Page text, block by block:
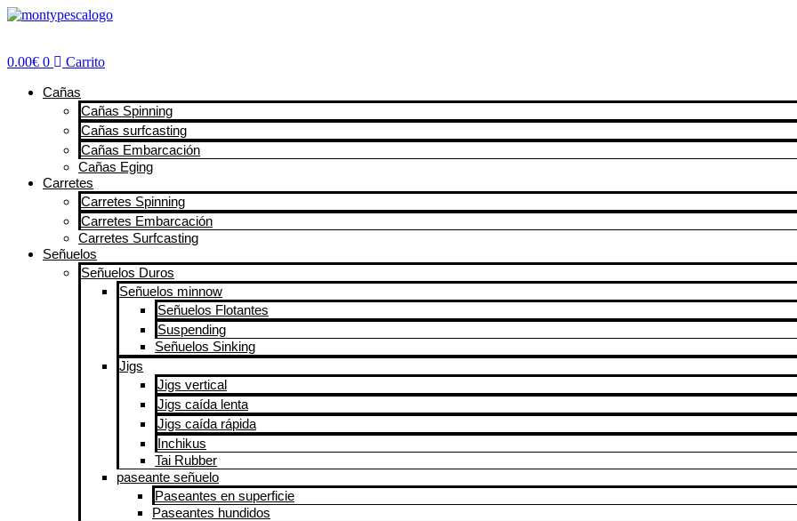
Ir
0.00€ 0
Carrito
Cañas
Cañas Spinning
Cañas surfcasting
Cañas Embarcación
Cañas Eging
Carretes
Carretes Spinning
Carretes Embarcación
Carretes Surfcasting
Señuelos
Señuelos Duros
Señuelos minnow
Señuelos Flotantes
Suspending
Señuelos Sinking
Jigs
Jigs vertical
Jigs caída lenta
Jigs caída rápida
Inchikus
Tai Rubber
paseante señuelo
Paseantes en superficie
Paseantes hundidos